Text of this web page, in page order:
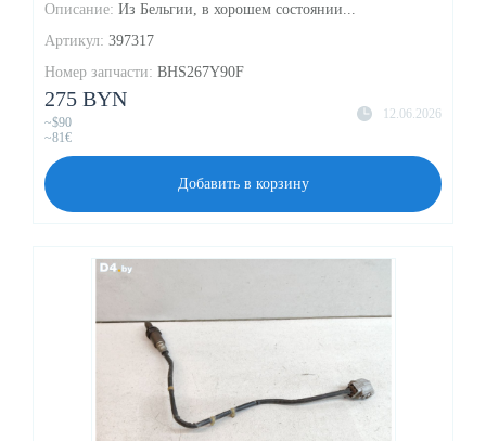
Описание: Из Бельгии, в хорошем состоянии...
Артикул: 397317
Номер запчасти: BHS267Y90F
12.06.2026
275 BYN
~$90
~81€
Добавить в корзину